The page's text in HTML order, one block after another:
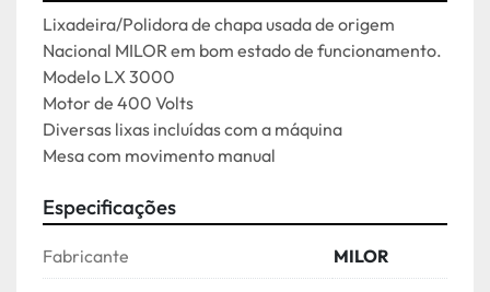
Lixadeira/Polidora de chapa usada de origem
Nacional MILOR em bom estado de funcionamento.
Modelo LX 3000
Motor de 400 Volts
Diversas lixas incluídas com a máquina
Mesa com movimento manual
Especificações
Fabricante MILOR